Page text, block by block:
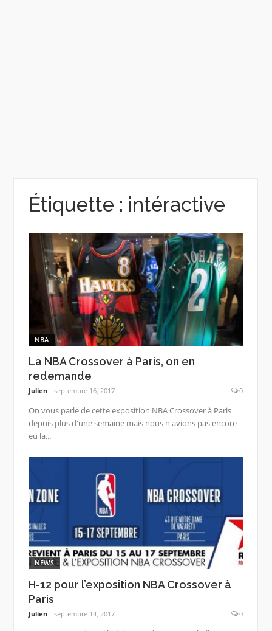
Étiquette : intéractive
NBA
La NBA Crossover à Paris, on en
redemande
Julien septembre 16, 2017 0
On vous parle de cette exposition NBA Crossover à Paris
depuis plus d'une semaine mais nous n'avions pas encore
eu la...
NEWS
H-12 pour l’exposition NBA Crossover à
Paris
Julien septembre 14, 2017 0